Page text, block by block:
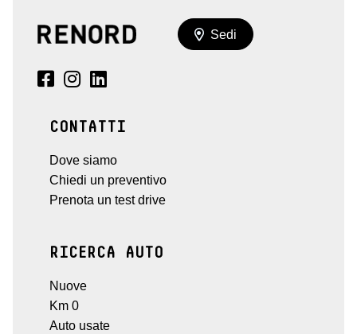
Sedi
CONTATTI
Dove siamo
Chiedi un preventivo
Prenota un test drive
RICERCA AUTO
Nuove
Km 0
Auto usate